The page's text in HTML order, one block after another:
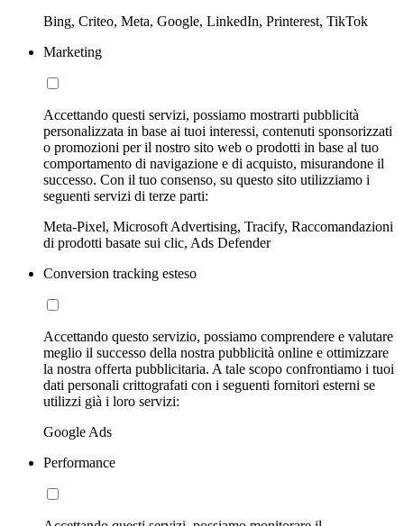
Bing, Criteo, Meta, Google, LinkedIn, Printerest, TikTok
Marketing
Accettando questi servizi, possiamo mostrarti pubblicità
personalizzata in base ai tuoi interessi, contenuti sponsorizzati
o promozioni per il nostro sito web o prodotti in base al tuo
comportamento di navigazione e di acquisto, misurandone il
successo. Con il tuo consenso, su questo sito utilizziamo i
seguenti servizi di terze parti:
Meta-Pixel, Microsoft Advertising, Tracify, Raccomandazioni
di prodotti basate sui clic, Ads Defender
Conversion tracking esteso
Accettando questo servizio, possiamo comprendere e valutare
meglio il successo della nostra pubblicità online e ottimizzare
la nostra offerta pubblicitaria. A tale scopo confrontiamo i tuoi
dati personali crittografati con i seguenti fornitori esterni se
utilizzi già i loro servizi:
Google Ads
Performance